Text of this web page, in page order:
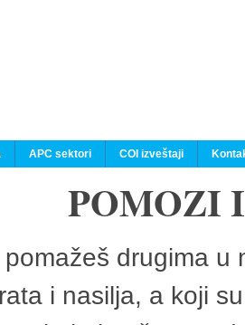
APC sektori COI izveštaji
POMOZI
drugima
i nasilja, a koji